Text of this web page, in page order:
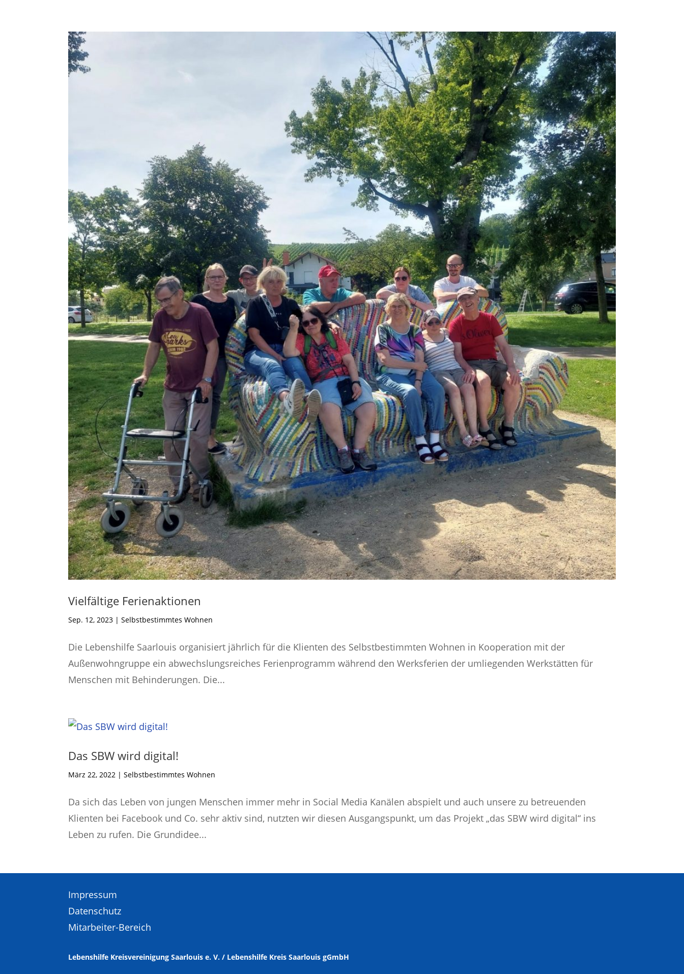
Vielfältige Ferienaktionen
Sep. 12, 2023 |Selbstbestimmtes Wohnen
Die Lebenshilfe Saarlouis organisiert jährlich für die Klienten des Selbstbestimmten Wohnen in Kooperation mit der
Außenwohngruppe ein abwechslungsreiches Ferienprogramm während den Werksferien der umliegenden Werkstätten für
Menschen mit Behinderungen. Die...
Das SBW wird digital!
März 22, 2022 |Selbstbestimmtes Wohnen
Da sich das Leben von jungen Menschen immer mehr in Social Media Kanälen abspielt und auch unsere zu betreuenden
Klienten bei Facebook und Co. sehr aktiv sind, nutzten wir diesen Ausgangspunkt, um das Projekt „das SBW wird digital“ ins
Leben zu rufen. Die Grundidee...
Impressum
Datenschutz
Mitarbeiter-Bereich
Lebenshilfe Kreisvereinigung Saarlouis e. V. / Lebenshilfe Kreis Saarlouis gGmbH